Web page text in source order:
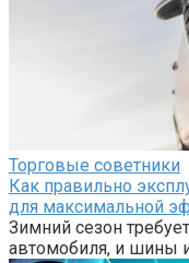
Торговые советники
Как правильно
для максимальной
Зимний сезон
автомобиля, и шины